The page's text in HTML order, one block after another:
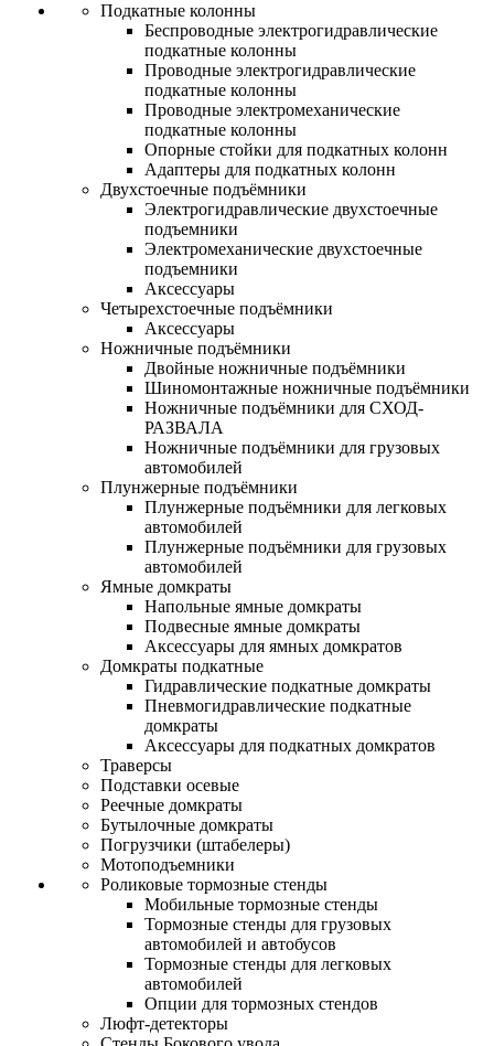
Подкатные колонны
Беспроводные электрогидравлические
подкатные колонны
Проводные электрогидравлические
подкатные колонны
Проводные электромеханические
подкатные колонны
Опорные стойки для подкатных колонн
Адаптеры для подкатных колонн
Двухстоечные подъёмники
Электрогидравлические двухстоечные
подъемники
Электромеханические двухстоечные
подъемники
Аксессуары
Четырехстоечные подъёмники
Аксессуары
Ножничные подъёмники
Двойные ножничные подъёмники
Шиномонтажные ножничные подъёмники
Ножничные подъёмники для СХОД-
РАЗВАЛА
Ножничные подъёмники для грузовых
автомобилей
Плунжерные подъёмники
Плунжерные подъёмники для легковых
автомобилей
Плунжерные подъёмники для грузовых
автомобилей
Ямные домкраты
Напольные ямные домкраты
Подвесные ямные домкраты
Аксессуары для ямных домкратов
Домкраты подкатные
Гидравлические подкатные домкраты
Пневмогидравлические подкатные
домкраты
Аксессуары для подкатных домкратов
Траверсы
Подставки осевые
Реечные домкраты
Бутылочные домкраты
Погрузчики (штабелеры)
Мотоподъемники
Роликовые тормозные стенды
Мобильные тормозные стенды
Тормозные стенды для грузовых
автомобилей и автобусов
Тормозные стенды для легковых
автомобилей
Опции для тормозных стендов
Люфт-детекторы